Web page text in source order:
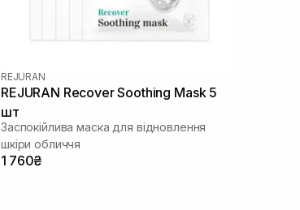
REJURAN
REJURAN Recover Soothing Mask 5
шт
Заспокійлива маска для відновлення
шкіри обличчя
1 760₴